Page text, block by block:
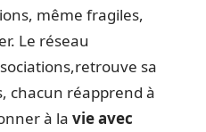
même fragiles,
Le réseau
sa
chacun réapprend à
à la vie avec